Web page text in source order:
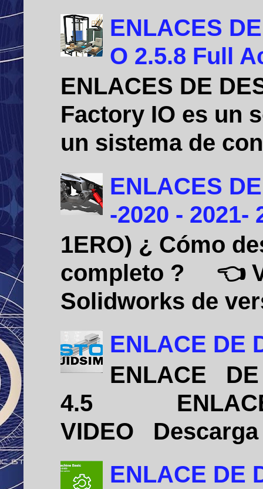
ENLACES
O 2.5.8 Full
ENLACES DE
Factory IO es un
un sistema de
ENLACES
-2020 - 2021-
1ERO) ¿ Cómo
completo ? 👈
Solidworks de
ENLACE DE
ENLACE
4.5 ENLACE
VIDEO
ENLACE DE